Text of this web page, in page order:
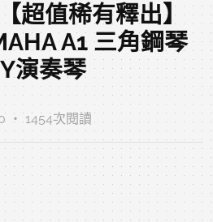
超值稀有釋出】
A1 三角鋼琴
演奏琴
‧ 1454次閱讀